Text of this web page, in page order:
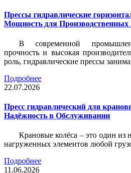
Прессы гидравлические
Мощность для Производственных
В современной
прочность и высокая
роль, гидравлические прессы
Подробнее
22.07.2026
Пресс гидравлический для
Надёжность в Обслуживании
Крановые колёса – это один из
нагруженных элементов любой
Подробнее
11.06.2026